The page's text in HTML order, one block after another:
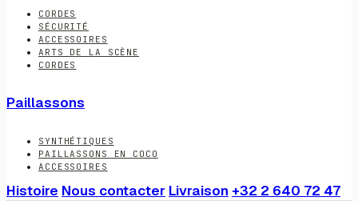
CORDES
SÉCURITÉ
ACCESSOIRES
ARTS DE LA SCÈNE
CORDES
Paillassons
SYNTHÉTIQUES
PAILLASSONS EN COCO
ACCESSOIRES
Histoire Nous contacter Livraison +32 2 640 72 47